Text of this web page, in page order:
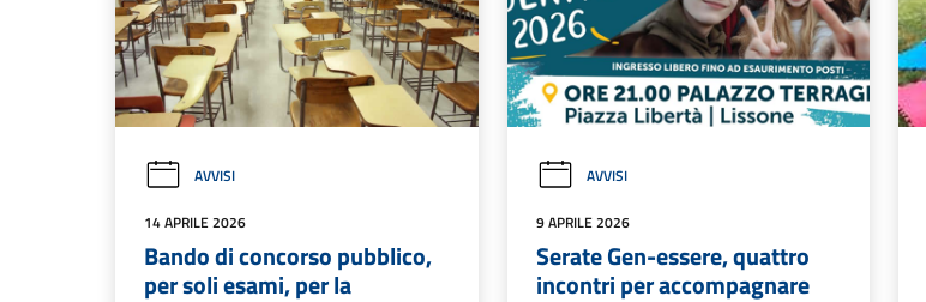
AVVISI
14 APRILE 2026
Bando di concorso pubblico,
per soli esami, per la
AVVISI
9 APRILE 2026
Serate Gen-essere, quattro
incontri per accompagnare